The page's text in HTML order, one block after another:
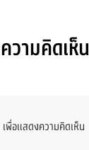
ความคิดเห็น
เพื่อแสดงความคิดเห็น